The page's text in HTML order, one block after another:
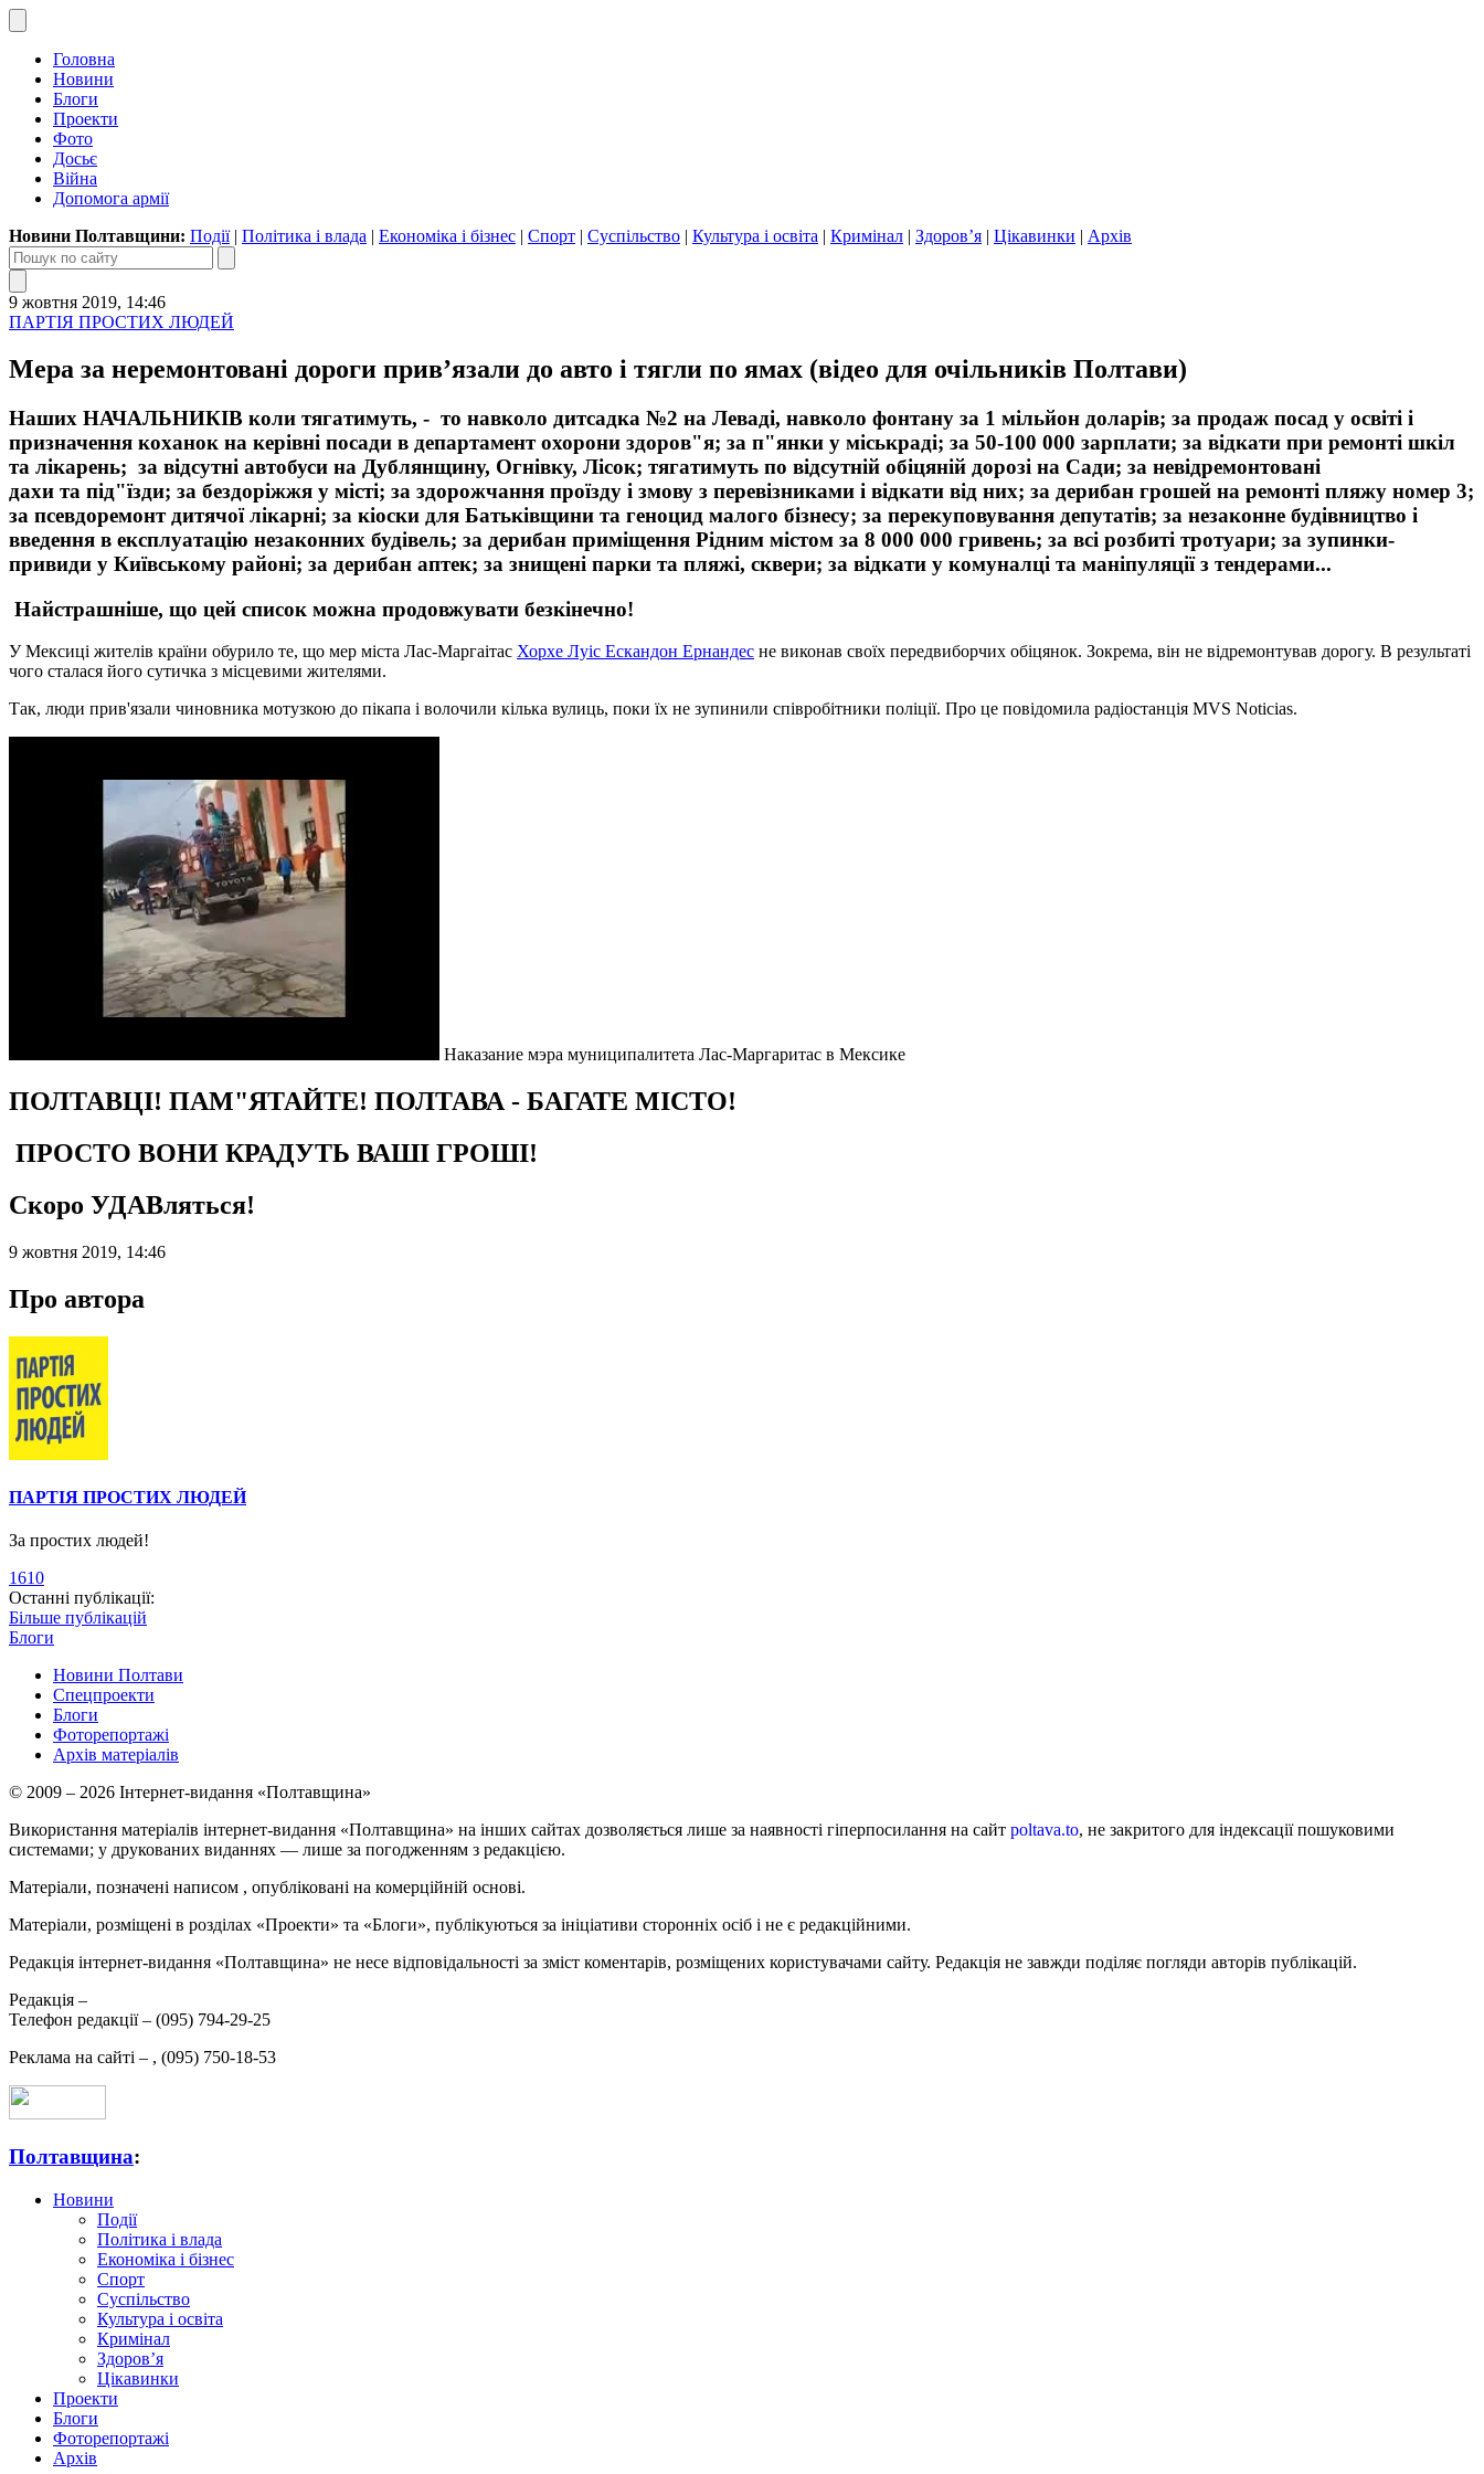
Головна
Новини
Блоги
Проекти
Фото
Досьє
Війна
Допомога армії
Новини Полтавщини: Події| Політика і влада | Економіка і бізнес | Спорт | Суспільство | Культура і освіта | Кримінал | Здоров’я | Цікавинки | Архів
9 жовтня 2019, 14:46
ПАРТІЯ ПРОСТИХ ЛЮДЕЙ
Мера за неремонтовані дороги прив’язали до авто і тягли по ямах (відео для очільників Полтави)
Наших НАЧАЛЬНИКІВ коли тягатимуть, - то навколо дитсадка №2 на Леваді, навколо фонтану за 1 мільйон доларів; за продаж посад у освіті і
призначення коханок на керівні посади в департамент охорони здоров"я; за п"янки у міськраді; за 50-100 000 зарплати; за відкати при ремонті шкіл
та лікарень; за відсутні автобуси на Дублянщину, Огнівку, Лісок; тягатимуть по відсутній обіцяній дорозі на Сади; за невідремонтовані
дахи та під"їзди; за бездоріжжя у місті; за здорожчання проїзду і змову з перевізниками і відкати від них; за дерибан грошей на ремонті пляжу номер 3;
за псевдоремонт дитячої лікарні; за кіоски для Батьківщини та геноцид малого бізнесу; за перекуповування депутатів; за незаконне будівництво і
введення в експлуатацію незаконних будівель; за дерибан приміщення Рідним містом за 8 000 000 гривень; за всі розбиті тротуари; за зупинки-
привиди у Київському районі; за дерибан аптек; за знищені парки та пляжі, сквери; за відкати у комуналці та маніпуляції з тендерами...
Найстрашніше, що цей список можна продовжувати безкінечно!
У Мексиці жителів країни обурило те, що мер міста Лас-Маргаітас Хорхе Луіс Ескандон Ернандес не виконав своїх передвиборчих обіцянок. Зокрема, він не відремонтував дорогу. В результаті
чого сталася його сутичка з місцевими жителями.
Так, люди прив'язали чиновника мотузкою до пікапа і волочили кілька вулиць, поки їх не зупинили співробітники поліції. Про це повідомила радіостанція MVS Noticias.
Наказание мэра муниципалитета Лас-Маргаритас в Мексике
ПОЛТАВЦІ! ПАМ"ЯТАЙТЕ! ПОЛТАВА - БАГАТЕ МІСТО!
ПРОСТО ВОНИ КРАДУТЬ ВАШІ ГРОШІ!
Скоро УДАВляться!
9 жовтня 2019, 14:46
Про автора
ПАРТІЯ ПРОСТИХ ЛЮДЕЙ
За простих людей!
1610
Останні публікації:
Більше публікацій
Блоги
Новини Полтави
Спецпроекти
Блоги
Фоторепортажі
Архів матеріалів
© 2009 – 2026 Інтернет-видання «Полтавщина»
Використання матеріалів інтернет-видання «Полтавщина» на інших сайтах дозволяється лише за наявності гіперпосилання на сайт poltava.to, не закритого для індексації пошуковими
системами; у друкованих виданнях — лише за погодженням з редакцією.
Матеріали, позначені написом , опубліковані на комерційній основі.
Матеріали, розміщені в розділах «Проекти» та «Блоги», публікуються за ініціативи сторонніх осіб і не є редакційними.
Редакція інтернет-видання «Полтавщина» не несе відповідальності за зміст коментарів, розміщених користувачами сайту. Редакція не завжди поділяє погляди авторів публікацій.
Редакція –
Телефон редакції – (095) 794-29-25
Реклама на сайті – , (095) 750-18-53
Полтавщина:
Новини
Події
Політика і влада
Економіка і бізнес
Спорт
Суспільство
Культура і освіта
Кримінал
Здоров’я
Цікавинки
Проекти
Блоги
Фоторепортажі
Архів